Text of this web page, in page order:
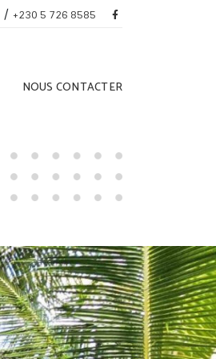
/ +230 5 726 8585
NOUS CONTACTER